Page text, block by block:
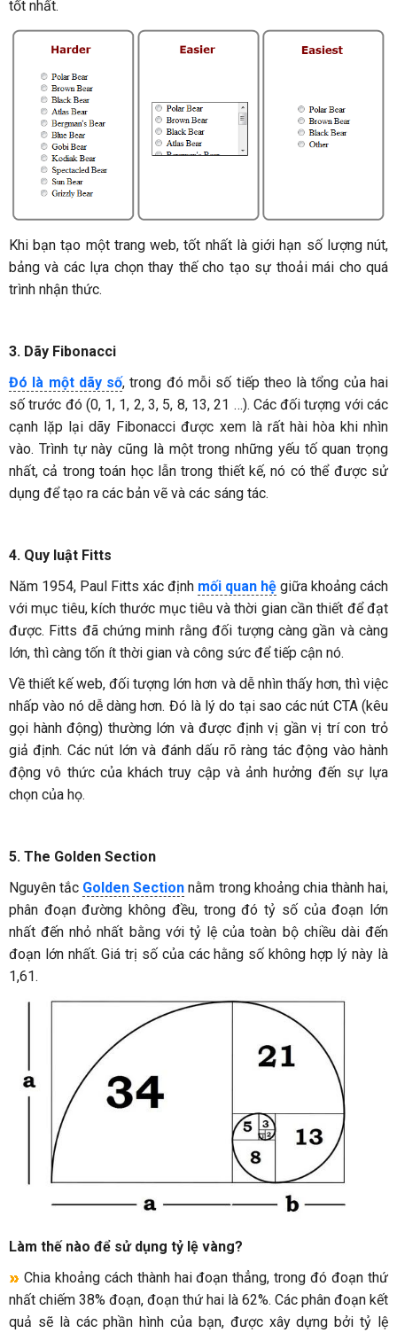
tốt nhất.
Khi bạn tạo một trang web, tốt nhất là giới hạn số lượng nút,
bảng và các lựa chọn thay thế cho tạo sự thoải mái cho quá
trình nhận thức.
3. Dãy Fibonacci
Đó là một dãy số, trong đó mỗi số tiếp theo là tổng của hai
số trước đó (0, 1, 1, 2, 3, 5, 8, 13, 21 …). Các đối tượng với các
cạnh lặp lại dãy Fibonacci được xem là rất hài hòa khi nhìn
vào. Trình tự này cũng là một trong những yếu tố quan trọng
nhất, cả trong toán học lẫn trong thiết kế, nó có thể được sử
dụng để tạo ra các bản vẽ và các sáng tác.
4. Quy luật Fitts
Năm 1954, Paul Fitts xác định mối quan hệ giữa khoảng cách
với mục tiêu, kích thước mục tiêu và thời gian cần thiết để đạt
được. Fitts đã chứng minh rằng đối tượng càng gần và càng
lớn, thì càng tốn ít thời gian và công sức để tiếp cận nó.
Về thiết kế web, đối tượng lớn hơn và dễ nhìn thấy hơn, thì việc
nhấp vào nó dễ dàng hơn. Đó là lý do tại sao các nút CTA (kêu
gọi hành động) thường lớn và được định vị gần vị trí con trỏ
giả định. Các nút lớn và đánh dấu rõ ràng tác động vào hành
động vô thức của khách truy cập và ảnh hưởng đến sự lựa
chọn của họ.
5. The Golden Section
Nguyên tắc Golden Section nằm trong khoảng chia thành hai,
phân đoạn đường không đều, trong đó tỷ số của đoạn lớn
nhất đến nhỏ nhất bằng với tỷ lệ của toàn bộ chiều dài đến
đoạn lớn nhất. Giá trị số của các hằng số không hợp lý này là
1,61.
Làm thế nào để sử dụng tỷ lệ vàng?
Chia khoảng cách thành hai đoạn thẳng, trong đó đoạn thứ
nhất chiếm 38% đoạn, đoạn thứ hai là 62%. Các phân đoạn kết
quả sẽ là các phần hình của bạn, được xây dựng bởi tỷ lệ